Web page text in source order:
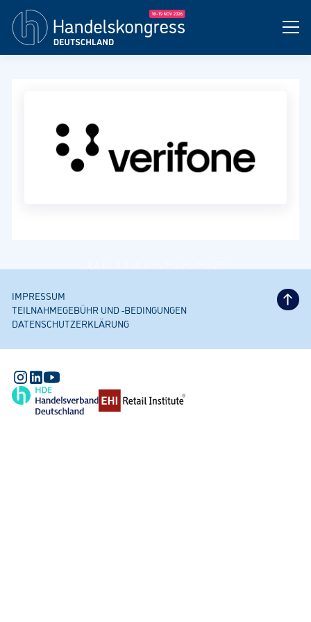
#HKD2026
IMPRESSUM
TEILNAHMEGEBÜHR UND -BEDINGUNGEN
DATENSCHUTZERKLÄRUNG